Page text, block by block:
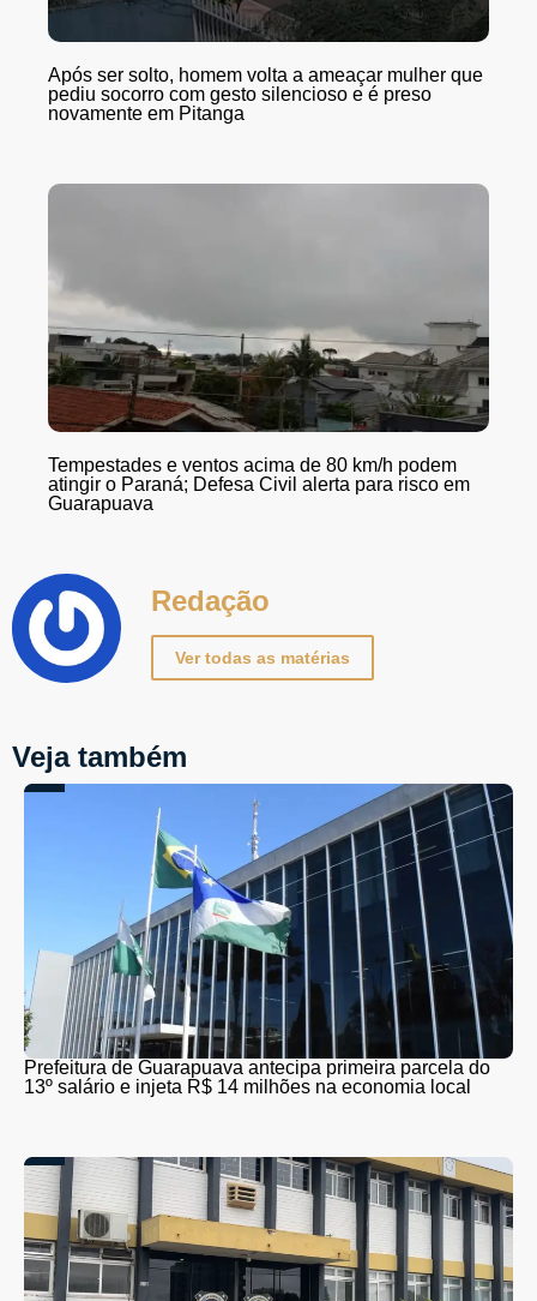
Após ser solto, homem volta a ameaçar mulher que
pediu socorro com gesto silencioso e é preso
novamente em Pitanga
Tempestades e ventos acima de 80 km/h podem
atingir o Paraná; Defesa Civil alerta para risco em
Guarapuava
Redação
Ver todas as matérias
Veja também
Prefeitura de Guarapuava antecipa primeira parcela do
13º salário e injeta R$ 14 milhões na economia local